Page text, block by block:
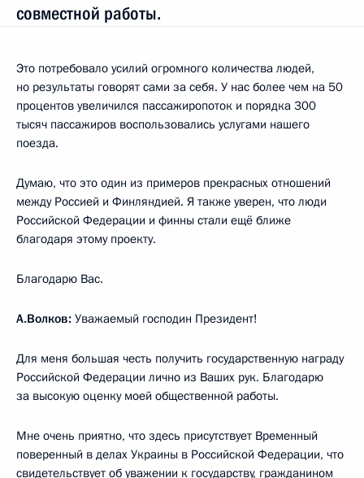
совместной работы.
Это потребовало усилий огромного количества людей,
но результаты говорят сами за себя. У нас более чем на 50
процентов увеличился пассажиропоток и порядка 300
тысяч пассажиров воспользовались услугами нашего
поезда.
Думаю, что это один из примеров прекрасных отношений
между Россией и Финляндией. Я также уверен, что люди
Российской Федерации и финны стали ещё ближе
благодаря этому проекту.
Благодарю Вас.
А.Волков: Уважаемый господин Президент!
Для меня большая честь получить государственную награду
Российской Федерации лично из Ваших рук. Благодарю
за высокую оценку моей общественной работы.
Мне очень приятно, что здесь присутствует Временный
поверенный в делах Украины в Российской Федерации, что
свидетельствует об уважении к государству, гражданином